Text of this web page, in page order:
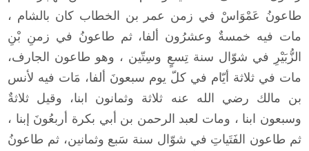
طاعونُ عَمْوَاسْ في زمن عمر بن الخطاب كان بالشام ،
مات فيه خمسةٌ وعشرُون ألفا، ثم طاعونُ في زمنِ بْنِ
الزُّبَيْرِ في شوّال سنة تِسعٍ وسِتّين ، وهو طاعون الجارف،
مات في ثلاثة أيّام في كلّ يوم سبعونَ ألفا، مَات فيه لأنس
بن مالك رضي الله عنه ثلاثة وثمانون ابنا، وقيل ثلاثةٌ
وسبعون ابنا ، ومات لعبد الرحمن بن أبي بكرة أربعُونَ إبنا ،
ثم طاعون الفَتَياتِ في شوّال سنة سَبع وثمانين، ثم طاعونُ